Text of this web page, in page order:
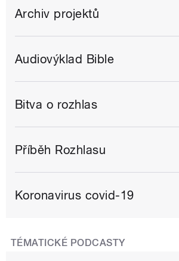
Archiv projektů
Audiovýklad Bible
Bitva o rozhlas
Příběh Rozhlasu
Koronavirus covid-19
TÉMATICKÉ PODCASTY